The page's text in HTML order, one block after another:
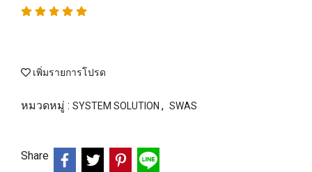
เพิ่มรายการโปรด
หมวดหมู่ : SYSTEM SOLUTION , SWAS
Share